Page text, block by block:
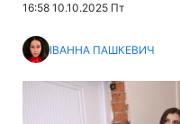
16:58 10.10.2025 Пт
ІВАННА ПАШКЕВИЧ